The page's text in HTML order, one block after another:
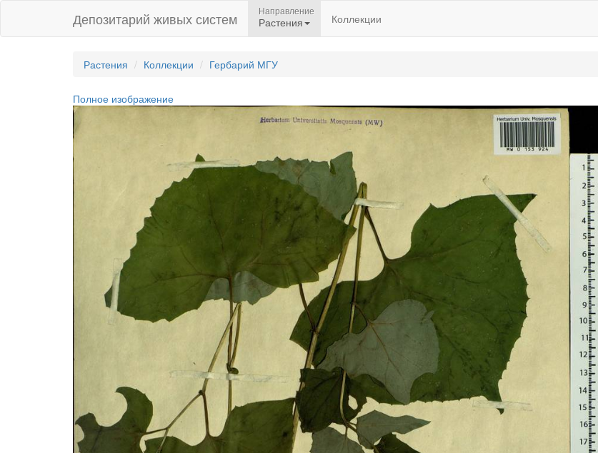
Депозитарий живых систем Направление
Растения Коллекции
Растения Коллекции Гербарий МГУ
Полное изображение